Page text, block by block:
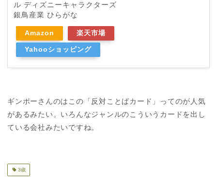
ル ディズニーキャラクターズ
銀鳥産業 ひらがな
Amazon 楽天市場
Yahooショッピング
ギンポーさんのはこの「反対ことばカード」ってのが人気
があるみたい。いろんなジャンルのこういうカードを出し
ている会社みたいですね。
3歳